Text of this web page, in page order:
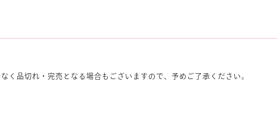
く品切れ・完売となる場合もございますので、予めご了承ください。